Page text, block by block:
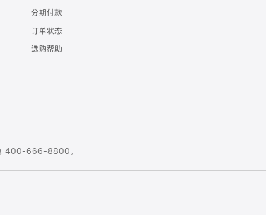
分期付款
订单状态
选购帮助
400-666-8800。